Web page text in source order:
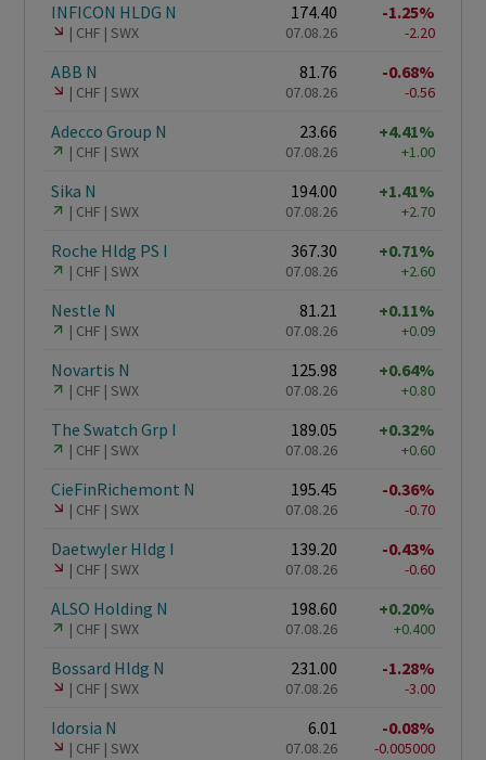
INFICON HLDG N
CHF SWX
174.40
07.08.26
-1.25%
-2.20
ABB N
CHF SWX
81.76
07.08.26
-0.68%
-0.56
Adecco Group N
CHF SWX
23.66
07.08.26
+4.41%
+1.00
Sika N
CHF SWX
194.00
07.08.26
+1.41%
+2.70
Roche Hldg PS I
CHF SWX
367.30
07.08.26
+0.71%
+2.60
Nestle N
CHF SWX
81.21
07.08.26
+0.11%
+0.09
Novartis N
CHF SWX
125.98
07.08.26
+0.64%
+0.80
The Swatch Grp I
CHF SWX
189.05
07.08.26
+0.32%
+0.60
CieFinRichemont N
CHF SWX
195.45
07.08.26
-0.36%
-0.70
Daetwyler Hldg I
CHF SWX
139.20
07.08.26
-0.43%
-0.60
ALSO Holding N
CHF SWX
198.60
07.08.26
+0.20%
+0.400
Bossard Hldg N
CHF SWX
231.00
07.08.26
-1.28%
-3.00
Idorsia N
CHF SWX
6.01
07.08.26
-0.08%
-0.005000